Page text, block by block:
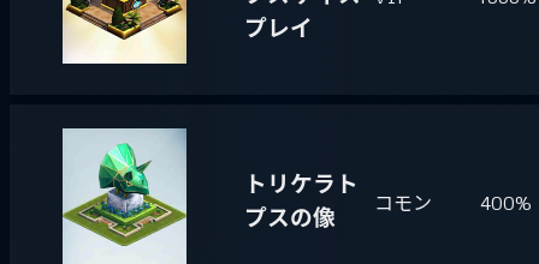
プレイ
トリケラト
プスの像
コモン 400%